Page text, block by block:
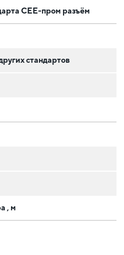
CEE-пром разъём
стандартов
, м